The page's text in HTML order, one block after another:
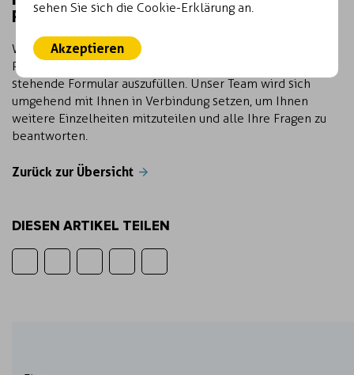
PROJEKT
Wenn Sie interessiert sind, an unserem innovativen
Projekt teilzunehmen, laden wir Sie ein, das unten
stehende Formular auszufüllen. Unser Team wird sich
umgehend mit Ihnen in Verbindung setzen, um Ihnen
weitere Einzelheiten mitzuteilen und alle Ihre Fragen zu
beantworten.
Zurück zur Übersicht
DIESEN ARTIKEL TEILEN
sehen Sie sich die Cookie-Erklärung an.
Akzeptieren